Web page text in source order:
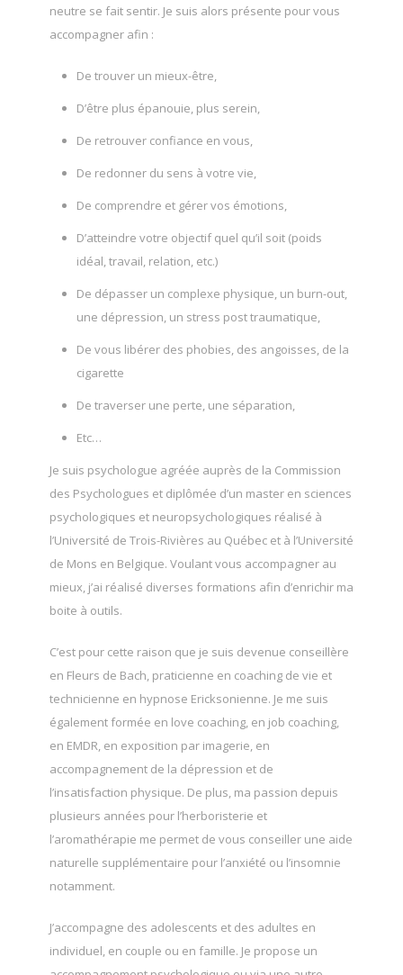
neutre se fait sentir. Je suis alors présente pour vous
accompagner afin :
De trouver un mieux-être,
D’être plus épanouie, plus serein,
De retrouver confiance en vous,
De redonner du sens à votre vie,
De comprendre et gérer vos émotions,
D’atteindre votre objectif quel qu’il soit (poids
idéal, travail, relation, etc.)
De dépasser un complexe physique, un burn-out,
une dépression, un stress post traumatique,
De vous libérer des phobies, des angoisses, de la
cigarette
De traverser une perte, une séparation,
Etc…
Je suis psychologue agréée auprès de la Commission
des Psychologues et diplômée d’un master en sciences
psychologiques et neuropsychologiques réalisé à
l’Université de Trois-Rivières au Québec et à l’Université
de Mons en Belgique. Voulant vous accompagner au
mieux, j’ai réalisé diverses formations afin d’enrichir ma
boite à outils.
C’est pour cette raison que je suis devenue conseillère
en Fleurs de Bach, praticienne en coaching de vie et
technicienne en hypnose Ericksonienne. Je me suis
également formée en love coaching, en job coaching,
en EMDR, en exposition par imagerie, en
accompagnement de la dépression et de
l’insatisfaction physique. De plus, ma passion depuis
plusieurs années pour l’herboristerie et
l’aromathérapie me permet de vous conseiller une aide
naturelle supplémentaire pour l’anxiété ou l’insomnie
notamment.
J’accompagne des adolescents et des adultes en
individuel, en couple ou en famille. Je propose un